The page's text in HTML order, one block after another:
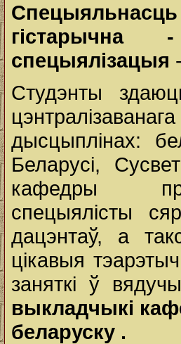
гістарычна
спецыялізацыя
Студэнты
дысцыплінах:
Беларусі,
кафедры
спецыялісты
дацэнтаў, а
цікавыя
заняткі ў
выкладчыкі
беларуску .